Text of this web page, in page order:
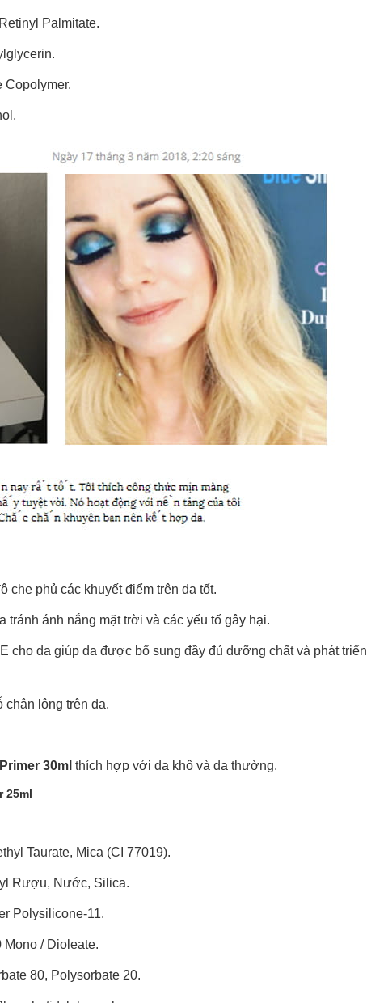
Palmitate.
Copolymer.
che phủ các khuyết điểm trên da tốt.
tránh ánh nắng mặt trời và các yếu tố gây hại.
cho da giúp da được bổ sung đầy đủ dưỡng chất và phát triển
chân lông trên da.
30ml thích hợp với da khô và da thường.
25ml
Taurate, Mica (CI 77019).
Rượu, Nước, Silica.
Polysilicone-11.
/ Dioleate.
80, Polysorbate 20.